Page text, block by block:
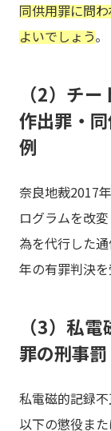
同供用罪に問
よいでしょう。
（2）チ
作出罪・
例
奈良地裁2017
ログラムを改
為を代行した
年の有罪判決を
（3）私
罪の刑事
私電磁的記録
以下の懲役ま